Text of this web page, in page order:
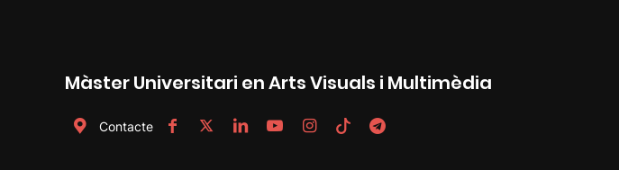
Màster Universitari en Arts Visuals i Multimèdia
Contacte